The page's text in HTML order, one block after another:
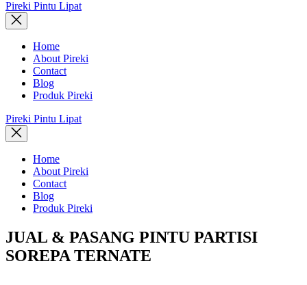
Pireki Pintu Lipat
Home
About Pireki
Contact
Blog
Produk Pireki
Pireki Pintu Lipat
Home
About Pireki
Contact
Blog
Produk Pireki
JUAL & PASANG PINTU PARTISI
SOREPA TERNATE